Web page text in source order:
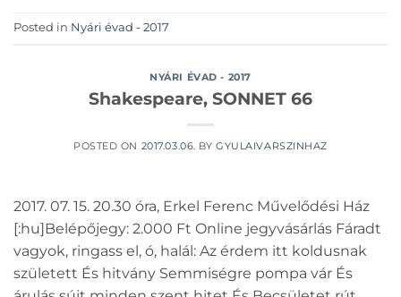
Posted in Nyári évad - 2017
NYÁRI ÉVAD - 2017
Shakespeare, SONNET 66
POSTED ON 2017.03.06. BYGYULAIVARSZINHAZ
2017. 07. 15. 20.30 óra, Erkel Ferenc Művelődési Ház
[:hu]Belépőjegy: 2.000 Ft Online jegyvásárlás Fáradt
vagyok, ringass el, ó, halál: Az érdem itt koldusnak
született És hitvány Semmiségre pompa vár És